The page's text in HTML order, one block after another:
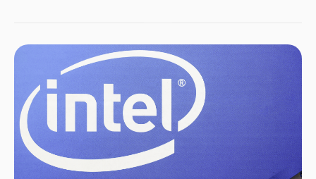
전날보다 37.84포인트(0.85%) 오른 4479.51로 장을 마쳤다. 기술주 중심의
나스닥지수는 227.99포인트(1.55%) 오른 1만4942.65를 기록, 올해 들어
28번째로 최고치를 경신하면서 장을 마감했다.델타 변이 바이러스가 시장에
호재로 작용했다. 오는 27일 연준의 잭슨홀 미팅에서 변이 확산에 따른
‘테이퍼링 연기’ 가능성이 제기되면서 시장에 긍정적인 영향을 미쳤다.에너지
업종이 상승세를 주도했다. 국제유가가 대폭 반등하면서 셰브론(디커: CVX)이
2.58% 오른 96.73달러를 기록한 데 이어 엑손모빌, BP 등 관련 기업들이 3%
이상 오름세를 보였다. 이날 뉴욕상업거래소에서 거래된 10월물
서부텍사스산 원유(WTI) 가격은 5% 이상 급등했다.백신 관련 기업들의
주가도 큰 폭으로 올랐다. FDA 정식 승인을 받은 화이자(티커: PFE)는